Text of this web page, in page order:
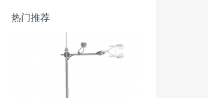
热门推荐